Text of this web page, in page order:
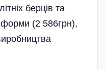
берців та
форми (2 586грн),